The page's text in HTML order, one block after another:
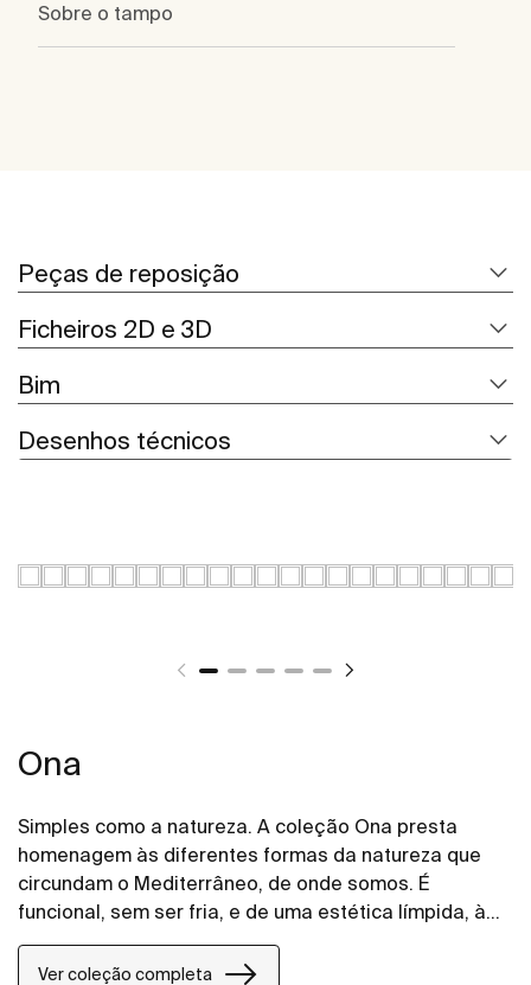
Sobre o tampo
Peças de reposição
Ficheiros 2D e 3D
Bim
Desenhos técnicos
Ona
Simples como a natureza. A coleção Ona presta
homenagem às diferentes formas da natureza que
circundam o Mediterrâneo, de onde somos. É
funcional, sem ser fria, e de uma estética límpida, à
imagem do calor inerente do ambiente natural, feita
para quem aprecia o poder das paisagens
Ver coleção completa